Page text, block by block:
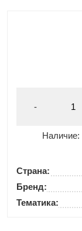
-
Наличие:
Страна:
Бренд:
Тематика: